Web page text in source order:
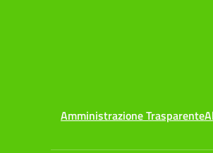
Amministrazione Trasparente